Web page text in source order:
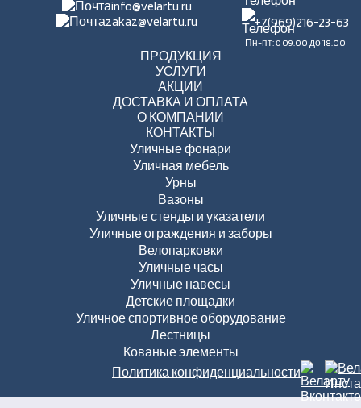
info@velartu.ru
zakaz@velartu.ru
+7(969)216-23-63
Пн-пт: с 09.00 до 18.00
ПРОДУКЦИЯ
УСЛУГИ
АКЦИИ
ДОСТАВКА И ОПЛАТА
О КОМПАНИИ
КОНТАКТЫ
Уличные фонари
Уличная мебель
Урны
Вазоны
Уличные стенды и указатели
Уличные ограждения и заборы
Велопарковки
Уличные часы
Уличные навесы
Детские площадки
Уличное спортивное оборудование
Лестницы
Кованые элементы
Политика конфиденциальности